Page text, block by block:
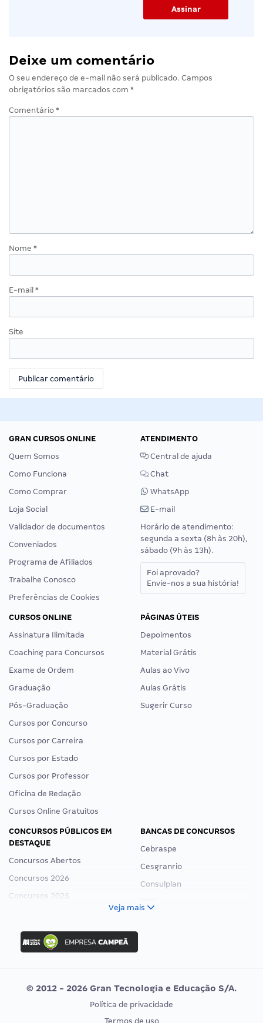
Deixe um comentário
O seu endereço de e-mail não será publicado. Campos
obrigatórios são marcados com *
Comentário *
Nome *
E-mail *
Site
GRAN CURSOS ONLINE
Quem Somos
Como Funciona
Como Comprar
Loja Social
Validador de documentos
Conveniados
Programa de Afiliados
Trabalhe Conosco
Preferências de Cookies
ATENDIMENTO
Central de ajuda
Chat
WhatsApp
E-mail
Horário de atendimento:
segunda a sexta (8h às 20h),
sábado (9h às 13h).
Foi aprovado?
Envie-nos a sua história!
CURSOS ONLINE
Assinatura Ilimitada
Coaching para Concursos
Exame de Ordem
Graduação
Pós-Graduação
Cursos por Concurso
Cursos por Carreira
Cursos por Estado
Cursos por Professor
Oficina de Redação
Cursos Online Gratuitos
PÁGINAS ÚTEIS
Depoimentos
Material Grátis
Aulas ao Vivo
Aulas Grátis
Sugerir Curso
CONCURSOS PÚBLICOS EM
DESTAQUE
Concursos Abertos
Concursos 2026
Concursos 2025
Concurso Ibama
Concurso MPU
Editais publicados
BANCAS DE CONCURSOS
Cebraspe
Cesgranrio
Consulplan
Vunesp
CONCURSOS POR PROFISSÃO
EXAME DE ORDEM
Veja mais
© 2012 - 2026 Gran Tecnologia e Educação S/A.
Política de privacidade
Termos de uso